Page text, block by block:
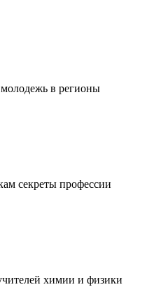
в регионы
секреты профессии
химии и физики